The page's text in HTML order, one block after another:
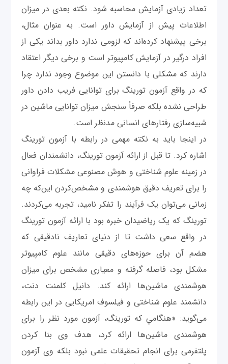
تعداد زیادی آزمایش محاسبه شود. نکته بعدی در میزان
اطلاعات پیش از آزمایش داور است. به عنوان مثال،
برخی پیشنهاد کرده‌اند که لزومی ندارد داور بداند یکی از
افراد درگیر در آزمایش کامپیوتر است و برخی دیگر اعتقاد
دارند که مشکلی با دانستن این موضوع وجود ندارد چرا
که در واقع آزمون تورینگ برای توانایی فریب دادن داور
طراحی نشده بلکه صرفاً سنجش میزان توانایی ماشین در
شبیه‌سازی رفتارهای انسانی مدنظر است.
در اینجا باید به نکته مهمی در رابطه با آزمون تورینگ
اشاره کرد. تا قبل از ارائه آزمون تورینگ، دانشمندان فعال
در زمینه علوم شناختی و هوش مصنوعی مشکلات فراوانی
را برای تعریف دقیق هوشمندی و مشخص‌کردن این‌که چه
زمانی می‌توان یک فرآیند را تفکر نامید، تجربه می‌کردند.
تورینگ که یک ریاضیدان خبره بود با ارائه آزمون تورینگ
در واقع سعی داشت تا از دنیای تعاریف نادقیقی که
هضم آن برای حوزه‌های دقیقی مانند علوم کامپیوتر
مشکل بود، فاصله گرفته و معیاری مشخص برای میزان
هوشمندی ماشین‌ها ارائه کند. دانیل کلمنت دنت،
دانشمند علوم شناختی و فیلسوف امریکایی در این رابطه
می‌گوید: «هنگامي كه تورینگ، آزمون مورد نظر را برای
هوشمندی ماشین‌ها ارائه کرد، هدف وی بنا کردن
پلتفرمی برای انجام تحقیقات علمی نبود بلکه وی آزمون